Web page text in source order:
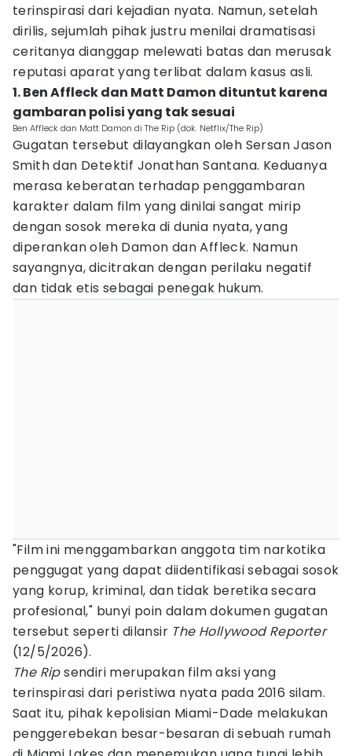
terinspirasi dari kejadian nyata. Namun, setelah
dirilis, sejumlah pihak justru menilai dramatisasi
ceritanya dianggap melewati batas dan merusak
reputasi aparat yang terlibat dalam kasus asli.
1. Ben Affleck dan Matt Damon dituntut karena
gambaran polisi yang tak sesuai
Ben Affleck dan Matt Damon di The Rip (dok. Netflix/The Rip)
Gugatan tersebut dilayangkan oleh Sersan Jason
Smith dan Detektif Jonathan Santana. Keduanya
merasa keberatan terhadap penggambaran
karakter dalam film yang dinilai sangat mirip
dengan sosok mereka di dunia nyata, yang
diperankan oleh Damon dan Affleck. Namun
sayangnya, dicitrakan dengan perilaku negatif
dan tidak etis sebagai penegak hukum.
"Film ini menggambarkan anggota tim narkotika
penggugat yang dapat diidentifikasi sebagai sosok
yang korup, kriminal, dan tidak beretika secara
profesional," bunyi poin dalam dokumen gugatan
tersebut seperti dilansir The Hollywood Reporter
(12/5/2026).
The Ripsendiri merupakan film aksi yang
terinspirasi dari peristiwa nyata pada 2016 silam.
Saat itu, pihak kepolisian Miami-Dade melakukan
penggerebekan besar-besaran di sebuah rumah